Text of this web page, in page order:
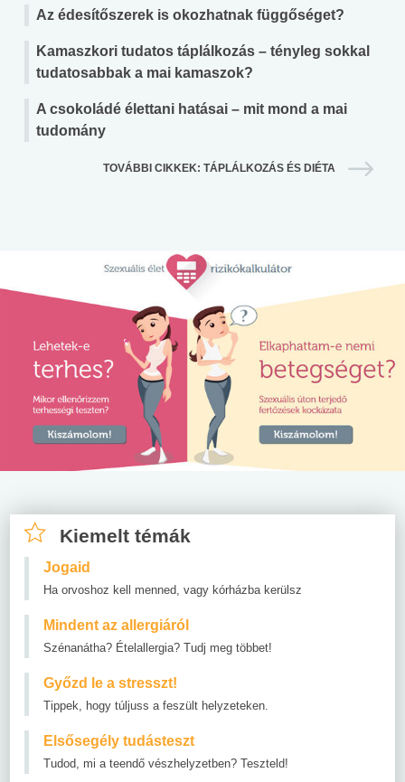
Az édesítőszerek is okozhatnak függőséget?
Kamaszkori tudatos táplálkozás – tényleg sokkal
tudatosabbak a mai kamaszok?
A csokoládé élettani hatásai – mit mond a mai
tudomány
TOVÁBBI CIKKEK: TÁPLÁLKOZÁS ÉS DIÉTA
Kiemelt témák
Jogaid
Ha orvoshoz kell menned, vagy kórházba kerülsz
Mindent az allergiáról
Szénanátha? Ételallergia? Tudj meg többet!
Győzd le a stresszt!
Tippek, hogy túljuss a feszült helyzeteken.
Elsősegély tudásteszt
Tudod, mi a teendő vészhelyzetben? Teszteld!